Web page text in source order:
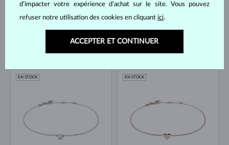
OR JAUNE
EN STOCK EN STOCK
d’impacter votre expérience d’achat sur le site. Vous pouvez
refuser notre utilisation des cookies en cliquant ici.
ACCEPTER ET CONTINUER